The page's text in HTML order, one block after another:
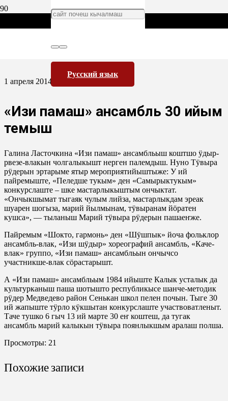
Русский язык
1 апреля 2014
«Изи памаш» ансамбль 30 ийым
темыш
Галина Ласточкина «Изи памаш» ансамбльыш коштшо ӱдыр-
рвезе-влакын чолгалыкышт нерген палемдыш. Нуно Тӱвыра
рӱдерын эртарыме ятыр мероприятийыштыже: У ий
пайремыште, «Пеледше тукым» ден «Самырыктукым»
конкурслаште – шке мастарлыкыштым ончыктат.
«Ончыкшымат тыгаяк чулым лийза, мастарлыкдам эреак
шуарен шогыза, марий йылмынам, тӱвыранам йӧратен
кушса», — тыланыш Марий тӱвыра рӱдерын пашаеҥже.
Пайремым «Шокто, гармонь» ден «Шӱшпык» йоча фольклор
ансамбль-влак, «Изи шӱдыр» хореографий ансамбль, «Каче-
влак» группо, «Изи памаш» ансамбльын ончычсо
участникше-влак сӧрастарышт.
А «Изи памаш» ансамбльым 1984 ийыште Калык усталык да
культурканыш паша шотышто республикысе шанче-методик
рӱдер Медведево район Сенькан школ пелен почын. Тыге 30
ий жапыште тӱрло кӱкшытан конкурслаште участвоватленыт.
Таче тушко 6 гыч 13 ий марте 30 еҥ коштеш, да тугак
ансамбль марий калыкын тӱвыра поянлыкшым аралаш полша.
Просмотры: 21
Похожие записи